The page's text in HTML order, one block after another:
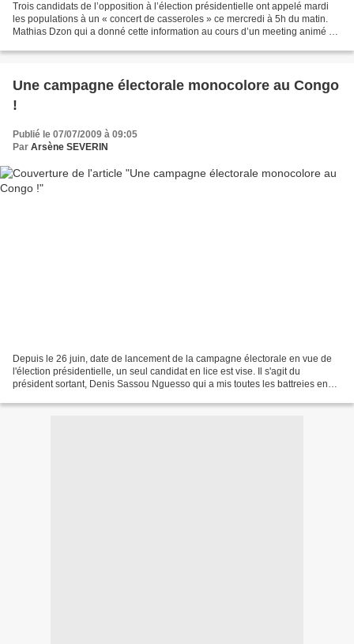
Trois candidats de l’opposition à l’élection présidentielle ont appelé mardi
les populations à un « concert de casseroles » ce mercredi à 5h du matin.
Mathias Dzon qui a donné cette information au cours d’un meeting animé ce
Une campagne électorale monocolore au Congo
!
Publié le 07/07/2009 à 09:05
Par Arsène SEVERIN
Depuis le 26 juin, date de lancement de la campagne électorale en vue de
l'élection présidentielle, un seul candidat en lice est vise. Il s'agit du
président sortant, Denis Sassou Nguesso qui a mis toutes les battreies en